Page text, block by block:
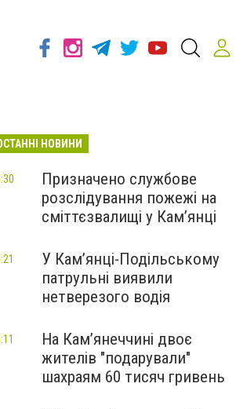
НОВИНИ
Призначено службове
розслідування пожежі на
сміттєзвалищі у Кам’янці
У Кам’янці-Подільському
патрульні виявили
нетверезого водія
На Камʼянеччині двоє
жителів "подарували"
шахраям 60 тисяч гривень